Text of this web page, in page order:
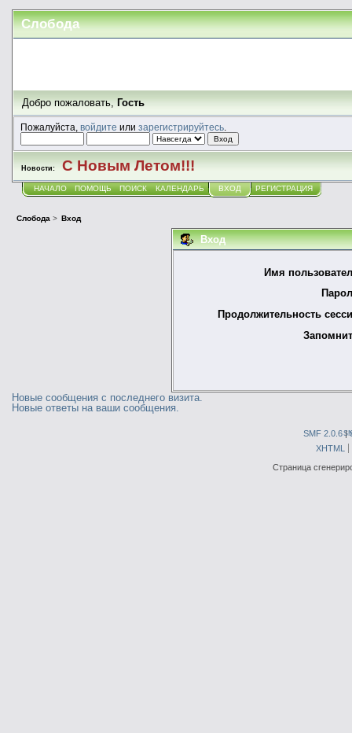
Слобода
Добро пожаловать,Гость
Пожалуйста, войдите или зарегистрируйтесь.
Новости: С Новым Летом!!!
НАЧАЛО ПОМОЩЬ ПОИСК КАЛЕНДАРЬ ВХОД РЕГИСТРАЦИЯ
Слобода > Вход
Вход
Имя
Продолжительность
Новые сообщения с последнего визита.
Новые ответы на ваши сообщения.
SMF 2.0.6|
XHTML
Страница